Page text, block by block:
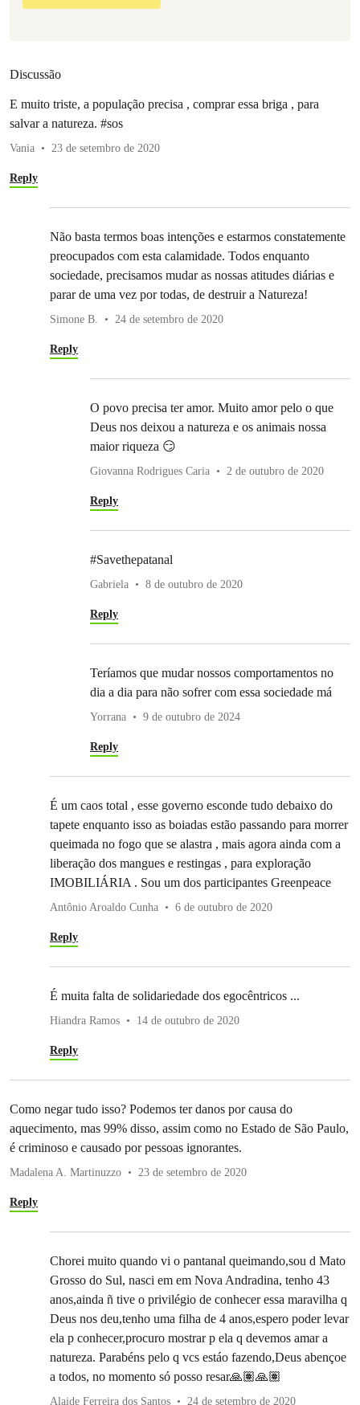
Discussão
E muito triste, a população precisa , comprar essa briga , para
salvar a natureza. #sos
Vania 23 de setembro de 2020
Reply
Não basta termos boas intenções e estarmos constatemente
preocupados com esta calamidade. Todos enquanto
sociedade, precisamos mudar as nossas atitudes diárias e
parar de uma vez por todas, de destruir a Natureza!
Simone B. 24 de setembro de 2020
Reply
O povo precisa ter amor. Muito amor pelo o que
Deus nos deixou a natureza e os animais nossa
maior riqueza 😏
Giovanna Rodrigues Caria 2 de outubro de 2020
Reply
#Savethepatanal
Gabriela 8 de outubro de 2020
Reply
Teríamos que mudar nossos comportamentos no
dia a dia para não sofrer com essa sociedade má
Yorrana 9 de outubro de 2024
Reply
É um caos total , esse governo esconde tudo debaixo do
tapete enquanto isso as boiadas estão passando para morrer
queimada no fogo que se alastra , mais agora ainda com a
liberação dos mangues e restingas , para exploração
IMOBILIÁRIA . Sou um dos participantes Greenpeace
Antônio Aroaldo Cunha 6 de outubro de 2020
Reply
É muita falta de solidariedade dos egocêntricos ...
Hiandra Ramos 14 de outubro de 2020
Reply
Como negar tudo isso? Podemos ter danos por causa do
aquecimento, mas 99% disso, assim como no Estado de São Paulo,
é criminoso e causado por pessoas ignorantes.
Madalena A. Martinuzzo 23 de setembro de 2020
Reply
Chorei muito quando vi o pantanal queimando,sou d Mato
Grosso do Sul, nasci em em Nova Andradina, tenho 43
anos,ainda ñ tive o privilégio de conhecer essa maravilha q
Deus nos deu,tenho uma filha de 4 anos,espero poder levar
ela p conhecer,procuro mostrar p ela q devemos amar a
natureza. Parabéns pelo q vcs estáo fazendo,Deus abençoe
a todos, no momento só posso resar🙏🏽🙏🏽
Alaide Ferreira dos Santos 24 de setembro de 2020